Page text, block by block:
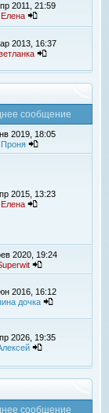
2011, 21:59
Елена
2013, 16:37
сообщение
2019, 18:05
Проня
2015, 13:23
Елена
2020, 19:24
2016, 16:12
дочка
2026, 19:35
сообщение